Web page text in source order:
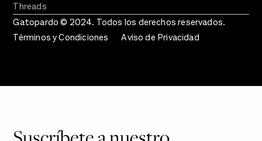
Threads
Gatopardo © 2024. Todos los derechos reservados.
Términos y Condiciones
Aviso de Privacidad